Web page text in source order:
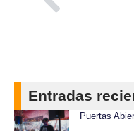
Entradas
Puertas